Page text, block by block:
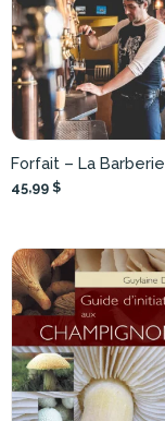
Forfait – La Barberie
45,99 $